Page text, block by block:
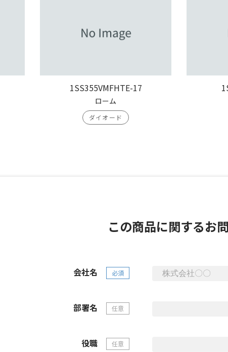
1SS355VMFHTE-17
ローム
ダイオード
この商品に関するお
会社名 必須
部署名 任意
役職 任意